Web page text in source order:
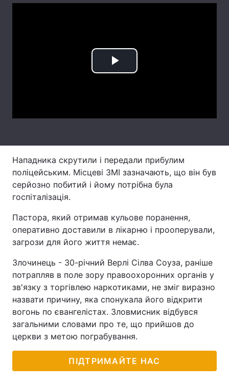
Тема оформлення
Play
Нападника скрутили і передали прибулим
поліцейським. Місцеві ЗМІ зазначають, що він був
серйозно побитий і йому потрібна була
госпіталізація.
Пастора, який отримав кульове поранення,
оперативно доставили в лікарню і прооперували,
загрози для його життя немає.
Злочинець - 30-річний Верлі Сілва Соуза, раніше
потрапляв в поле зору правоохоронних органів у
зв'язку з торгівлею наркотиками, не зміг виразно
назвати причину, яка спонукала його відкрити
вогонь по євангелістах. Зловмисник відбувся
загальними словами про те, що прийшов до
церкви з метою пограбування.
ПІДТРИМАЙТЕ НАС